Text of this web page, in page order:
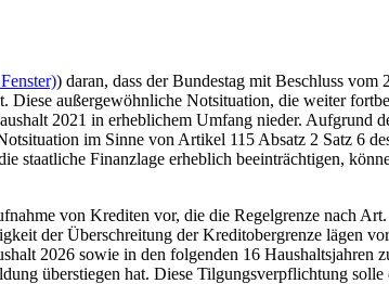
) daran, dass der Bundestag mit Beschluss
außergewöhnliche Notsituation, die weiter
2021 in erheblichem Umfang nieder. Aufgrund
im Sinne von Artikel 115 Absatz 2 Satz 6
staatliche Finanzlage erheblich beeinträchtigen,
von Krediten vor, die die Regelgrenze nach
der Überschreitung der Kreditobergrenze lägen
2026 sowie in den folgenden 16 Haushaltsjahren
überstiegen hat. Diese Tilgungsverpflichtung